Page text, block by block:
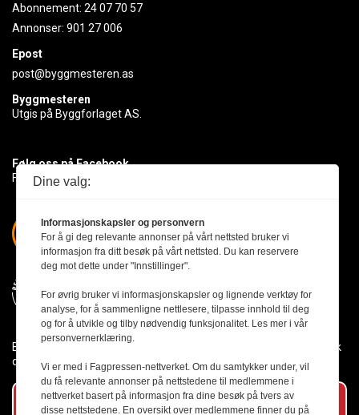
Abonnement: 24 07 70 57
Annonser: 901 27 006
Epost
post@byggmesteren.as
Byggmesteren
Utgis på Byggforlaget AS.
Følg oss på Facebook
Få med deg det siste innen byggebransjen
Byggmesteren følger Vær Varsom-plakaten og presseetikken slik
den er nedfelt i Redaktørplakaten.
Abonner på vårt nyhetsbrev
Dine valg:
Informasjonskapsler og personvern
For å gi deg relevante annonser på vårt nettsted bruker vi
informasjon fra ditt besøk på vårt nettsted. Du kan reservere
deg mot dette under "Innstillinger".
For øvrig bruker vi informasjonskapsler og lignende verktøy for
analyse, for å sammenligne nettlesere, tilpasse innhold til deg
og for å utvikle og tilby nødvendig funksjonalitet. Les mer i vår
personvernerklæring.
Vi er med i Fagpressen-nettverket. Om du samtykker under, vil
du få relevante annonser på nettstedene til medlemmene i
nettverket basert på informasjon fra dine besøk på tvers av
disse nettstedene. En oversikt over medlemmene finner du på